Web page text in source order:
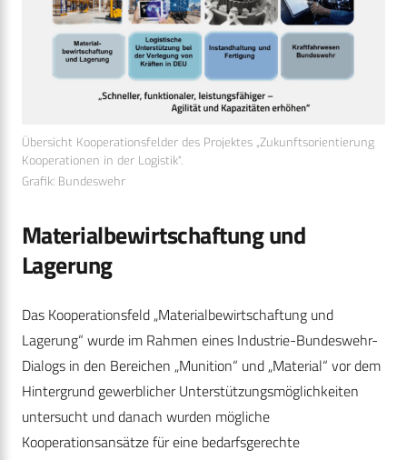
Übersicht Kooperationsfelder des Projektes „Zukunftsorientierung
Kooperationen in der Logistik“.
Grafik: Bundeswehr
Materialbewirtschaftung und
Lagerung
Das Kooperationsfeld „Materialbewirtschaftung und
Lagerung“ wurde im Rahmen eines Industrie-Bundeswehr-
Dialogs in den Bereichen „Munition“ und „Material“ vor dem
Hintergrund gewerblicher Unterstützungsmöglichkeiten
untersucht und danach wurden mögliche
Kooperationsansätze für eine bedarfsgerechte